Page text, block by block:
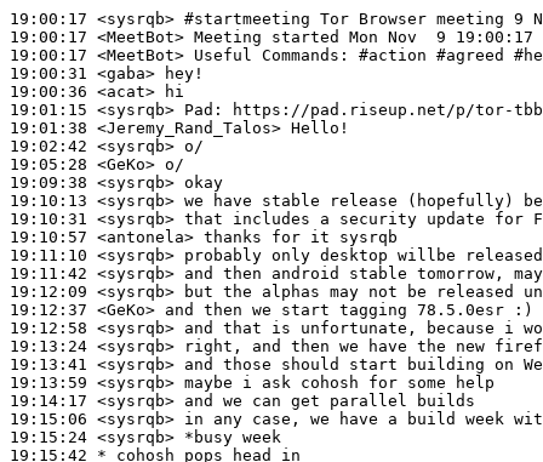
19:00:17 <sysrqb> #startmeeting Tor Browser meeting 9
19:00:17 <MeetBot>
19:00:17 <MeetBot>
19:00:31 <gaba>
19:00:36 <acat>
19:01:15 <sysrqb> Pad:
19:01:38 <Jeremy_Rand_Talos>
19:02:42 <sysrqb>
19:05:28 <GeKo>
19:09:38 <sysrqb>
19:10:13 <sysrqb>
19:10:31 <sysrqb>
19:10:57 <antonela>
19:11:10 <sysrqb>
19:11:42 <sysrqb>
19:12:09 <sysrqb>
19:12:37 <GeKo>
19:12:58 <sysrqb>
19:13:24 <sysrqb>
19:13:41 <sysrqb>
19:13:59 <sysrqb>
19:14:17 <sysrqb>
19:15:06 <sysrqb>
19:15:24 <sysrqb>
19:15:42 * cohosh
pops head in